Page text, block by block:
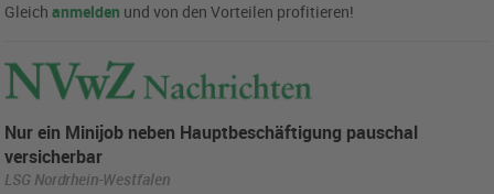
Gleichanmelden und von den Vorteilen profitieren!
Nur ein Minijob neben Hauptbeschäftigung pauschal
versicherbar
LSG Nordrhein-Westfalen